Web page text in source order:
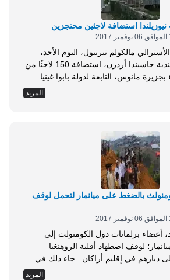
استضافة لاجئين محتجزين
مالكولم تيرنبول، اليوم الأحد،
طلب نظيرته النيوزيلندية جاسيندا أردرن، استضافة 150 لاجئًا من
مانوس، التابعة لدولة بابوا غينيا
تيرنبول، في مؤتمر صحفي مشترك مع أردرن
الأخيرة تقدّمت بطلب رسمي إلى الحكومة
المزيد
بالضغط على ميانمار لتحمل لوقف
أعضاء برلمانات دول الكومنولث إلى
لوقف اضطهاد أقلية الروهنغيا
المسلمة، وإعادتهم إلى ديارهم في إقليم أراكان . جاء ذلك في
البنغالية، شيخة حسينة واجد، خلال افتتاح
المزيد